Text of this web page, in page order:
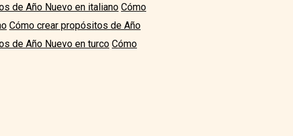
de Año Nuevo en italiano Cómo
Cómo crear propósitos de Año
de Año Nuevo en turco Cómo